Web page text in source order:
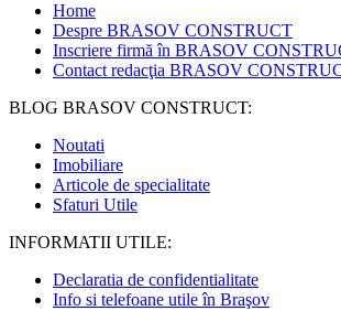
Home
Despre BRASOV CONSTRUCT
Inscriere firmă în BRASOV
Contact redacţia BRASOV
BLOG BRASOV CONSTRUCT:
Noutati
Imobiliare
Articole de specialitate
Sfaturi Utile
INFORMATII UTILE:
Declaratia de confidentialitate
Info si telefoane utile în Braşov